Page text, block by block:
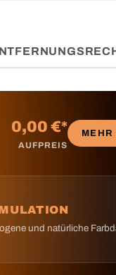
0,00 €*
AUFPREIS
MEHR
und natürliche